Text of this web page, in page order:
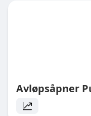
Avløpsåpner